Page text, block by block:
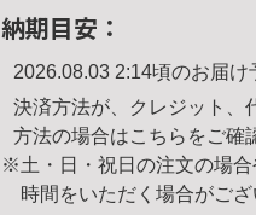
納期目安：
2026.08.03 2:14頃のお届け
決済方法が、クレジット、
方法の場合はこちら をご確
※土・日・祝日の注文の場
時間をいただく場合がござ